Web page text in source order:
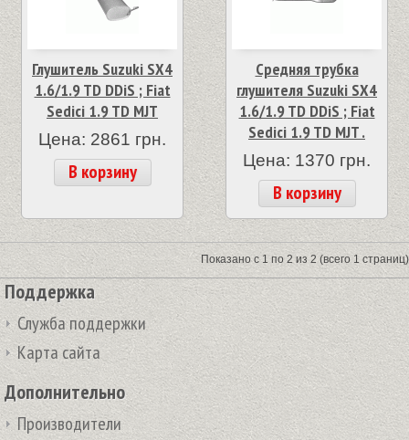
Глушитель Suzuki SX4
1.6/1.9 TD DDiS ; Fiat
Sedici 1.9 TD MJT
Цена: 2861 грн.
В корзину
Средняя трубка
глушителя Suzuki SX4
1.6/1.9 TD DDiS ; Fiat
Sedici 1.9 TD MJT .
Цена: 1370 грн.
В корзину
Показано с 1 по 2 из 2 (всего 1 страниц)
Поддержка
Служба поддержки
Карта сайта
Дополнительно
Производители